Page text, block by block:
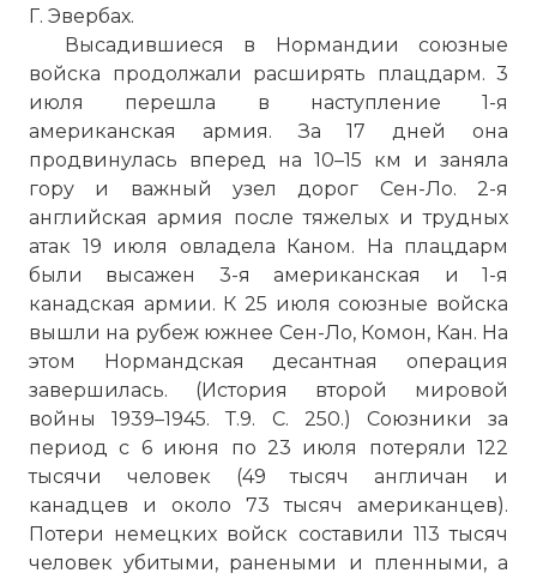
Г. Эвербах.
Высадившиеся в Нормандии союзные
войска продолжали расширять плацдарм. 3
июля перешла в наступление 1-я
американская армия. За 17 дней она
продвинулась вперед на 10–15 км и заняла
гору и важный узел дорог Сен-Ло. 2-я
английская армия после тяжелых и трудных
атак 19 июля овладела Каном. На плацдарм
были высажен 3-я американская и 1-я
канадская армии. К 25 июля союзные войска
вышли на рубеж южнее Сен-Ло, Комон, Кан. На
этом Нормандская десантная операция
завершилась. (История второй мировой
войны 1939–1945. Т.9. С. 250.) Союзники за
период с 6 июня по 23 июля потеряли 122
тысячи человек (49 тысяч англичан и
канадцев и около 73 тысяч американцев).
Потери немецких войск составили 113 тысяч
человек убитыми, ранеными и пленными, а